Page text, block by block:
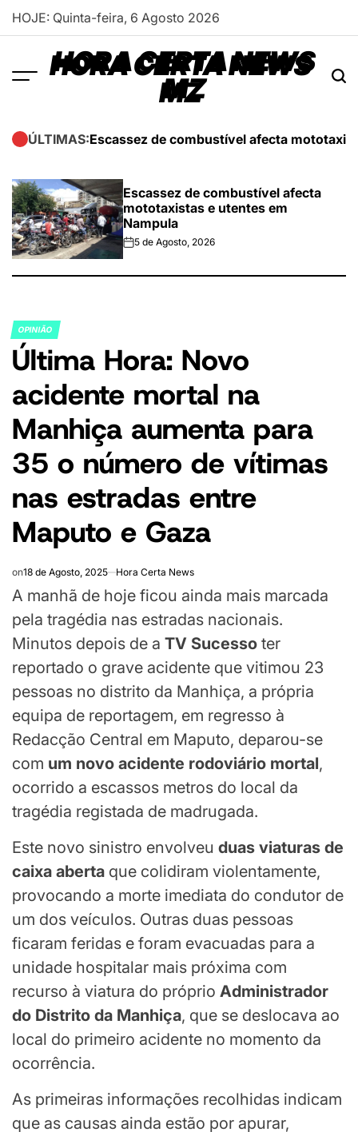
Skip
HOJE: Quinta-feira, 6 Agosto 2026
HORA CERTA NEWS
MZ
ÚLTIMAS:Escassez de combustível afecta
Escassez de combustível afecta
mototaxistas e utentes em
Nampula
on5 de Agosto, 2026
POSTED
IN
OPINIÃO
Última Hora: Novo
acidente mortal na
Manhiça aumenta para
35 o número de vítimas
nas estradas entre
Maputo e Gaza
on18 de Agosto, 2025 Hora Certa News
A manhã de hoje ficou ainda mais marcada
pela tragédia nas estradas nacionais.
Minutos depois de a TV Sucesso ter
reportado o grave acidente que vitimou 23
pessoas no distrito da Manhiça, a própria
equipa de reportagem, em regresso à
Redacção Central em Maputo, deparou-se
com um novo acidente rodoviário mortal,
ocorrido a escassos metros do local da
tragédia registada de madrugada.
Este novo sinistro envolveu duas viaturas de
caixa aberta que colidiram violentamente,
provocando a morte imediata do condutor de
um dos veículos. Outras duas pessoas
ficaram feridas e foram evacuadas para a
unidade hospitalar mais próxima com
recurso à viatura do próprio Administrador
do Distrito da Manhiça, que se deslocava ao
local do primeiro acidente no momento da
ocorrência.
As primeiras informações recolhidas indicam
que as causas ainda estão por apurar,